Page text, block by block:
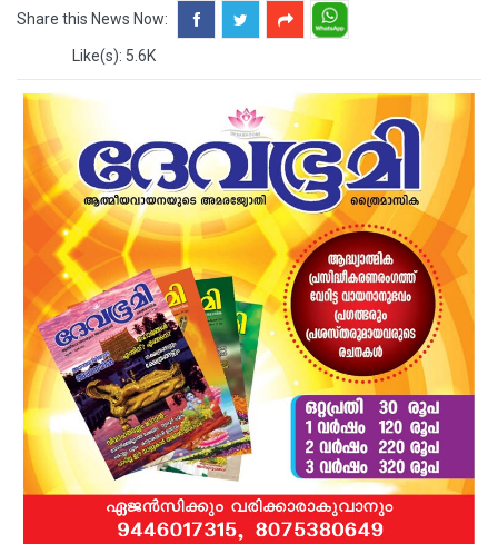
Share this News Now:
Like(s): 5.6K